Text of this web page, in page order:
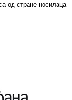
од стране носилаца